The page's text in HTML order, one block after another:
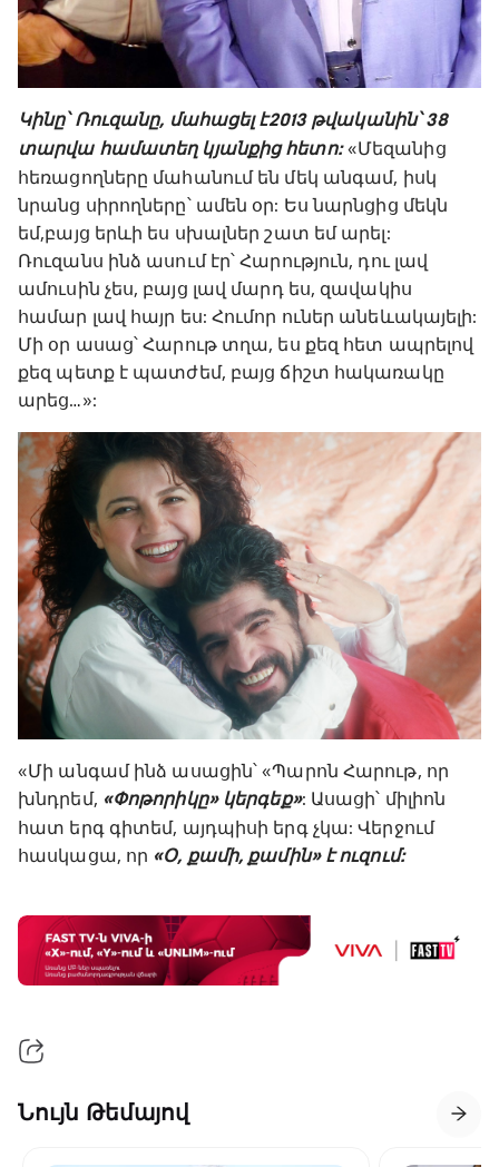
Կինը՝ Ռուզանը, մահացել է 2013 թվականին՝ 38
տարվա համատեղ կյանքից հետո:«Մեզանից
հեռացողները մահանում են մեկ անգամ, իսկ
նրանց սիրողները՝ ամեն օր: Ես նարնցից մեկն
եմ,բայց երևի ես սխալներ շատ եմ արել:
Ռուզանս ինձ ասում էր՝ Հարություն, դու լավ
ամուսին չես, բայց լավ մարդ ես, զավակիս
համար լավ հայր ես: Հումոր ուներ անեևակայելի:
Մի օր ասաց՝ Հարութ տղա, ես քեզ հետ ապրելով
քեզ պետք է պատժեմ, բայց ճիշտ հակառակը
արեց…»:
«Մի անգամ ինձ ասացին՝ «Պարոն Հարութ, որ
խնդրեմ, «Փոթորիկը» կերգեք»: Ասացի՝ միլիոն
հատ երգ գիտեմ, այդպիսի երգ չկա: Վերջում
հասկացա, որ «Օ, քամի, քամին» է ուզում:
Նույն Թեմայով